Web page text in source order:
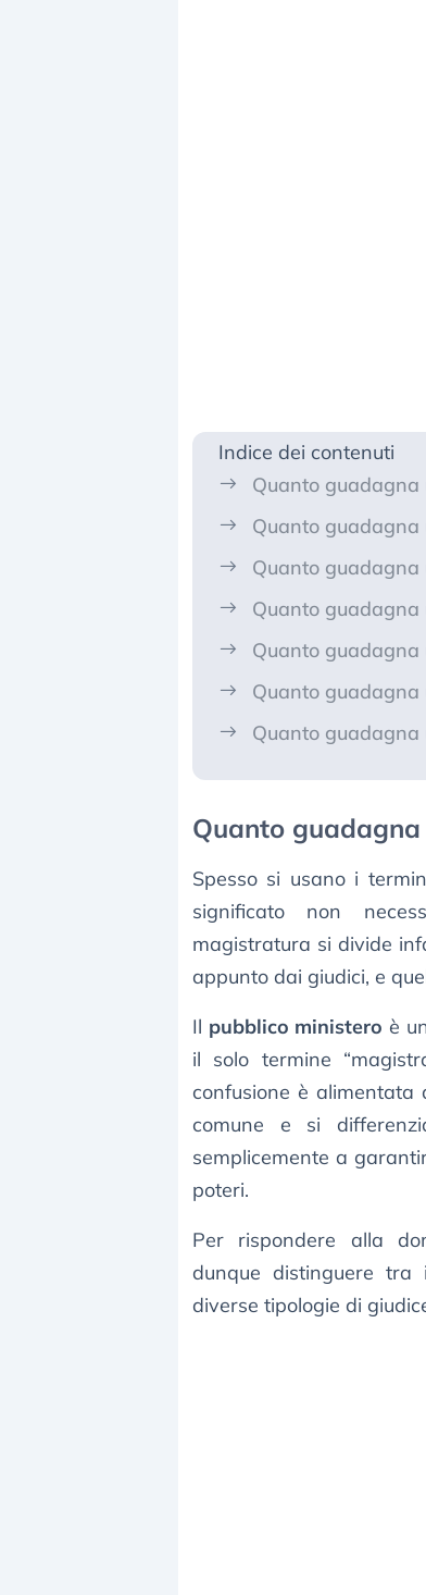
Indice dei contenuti
Quanto guadagna
Quanto
Quanto
Quanto
Quanto guadagna
Quanto guadagna
Quanto
Quanto
Spesso si usano i
significato non
magistratura si divide
appunto dai giudici, e
Il pubblico ministero è
il solo termine
confusione è
comune e si
semplicemente a
poteri.
Per rispondere alla
dunque distinguere
diverse tipologie di